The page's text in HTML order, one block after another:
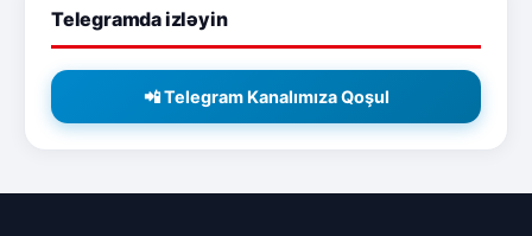
Telegramda izləyin
📲 Telegram Kanalımıza Qoşul